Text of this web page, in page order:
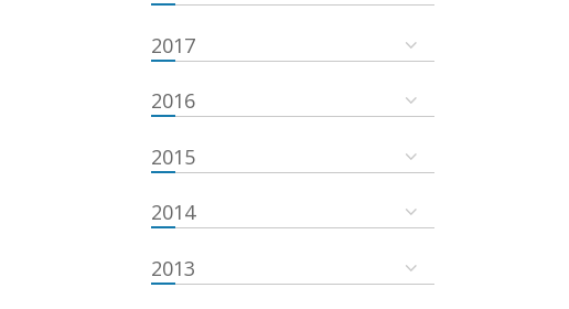
2017
2016
2015
2014
2013